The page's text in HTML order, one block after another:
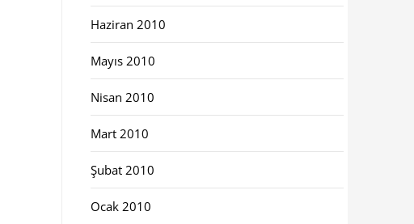
Haziran 2010
Mayıs 2010
Nisan 2010
Mart 2010
Şubat 2010
Ocak 2010